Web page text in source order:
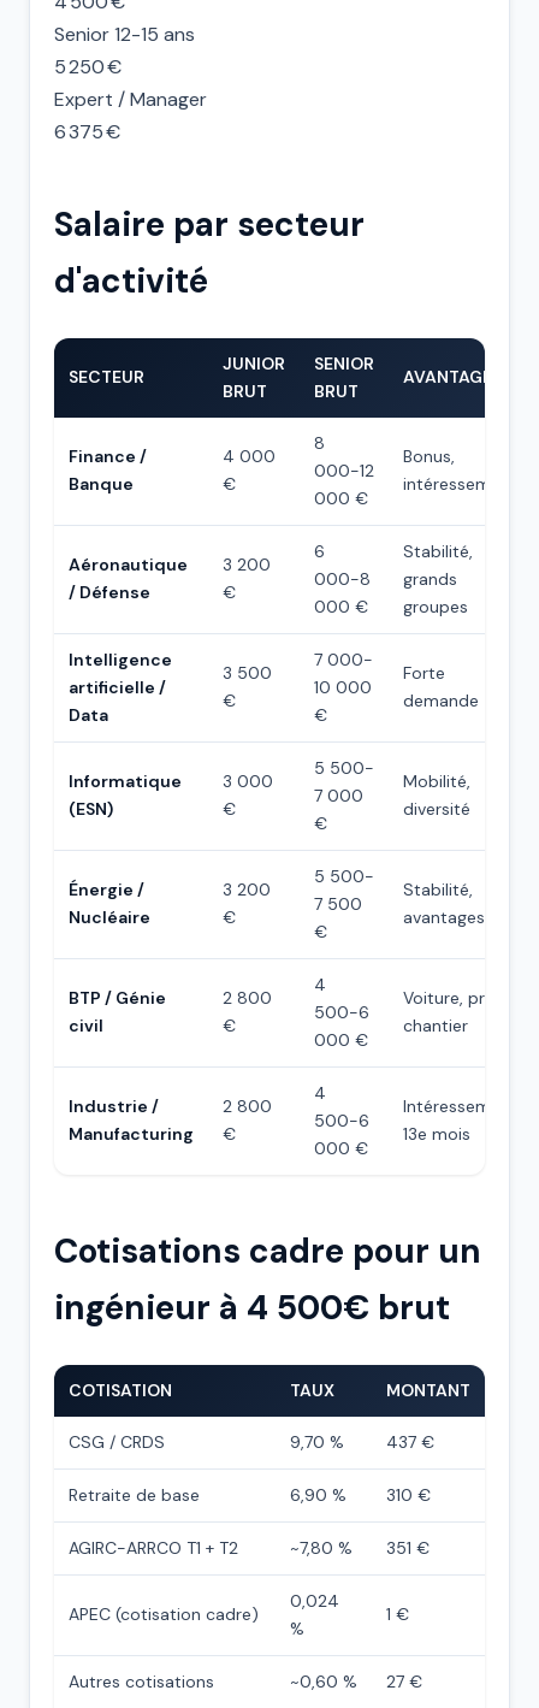
Senior 12-15 ans
5 250 €
Expert / Manager
6 375 €
Salaire par secteur
d'activité
SECTEUR
JUNIOR
BRUT
SENIOR
BRUT
AVANTAGES
Finance /
Banque
4 000
€
8
000-12
000 €
Bonus,
intéressement
Aéronautique
/ Défense
3 200
€
6
000-8
000 €
Stabilité,
grands
groupes
Intelligence
artificielle /
Data
3 500
€
7 000-
10 000
€
Forte
demande
Informatique
(ESN)
3 000
€
5 500-
7 000
€
Mobilité,
diversité
Énergie /
Nucléaire
3 200
€
5 500-
7 500
€
Stabilité,
avantages EDF
BTP / Génie
civil
2 800
€
4
500-6
000 €
Voiture, primes
chantier
Industrie /
Manufacturing
2 800
€
4
500-6
000 €
Intéressement,
13e mois
Cotisations cadre pour un
ingénieur à 4 500€ brut
COTISATION TAUX MONTANT
CSG / CRDS 9,70 % 437 €
Retraite de base 6,90 % 310 €
AGIRC-ARRCO T1 + T2 ~7,80 % 351 €
APEC (cotisation cadre)
0,024
%
1 €
Autres cotisations ~0,60 % 27 €